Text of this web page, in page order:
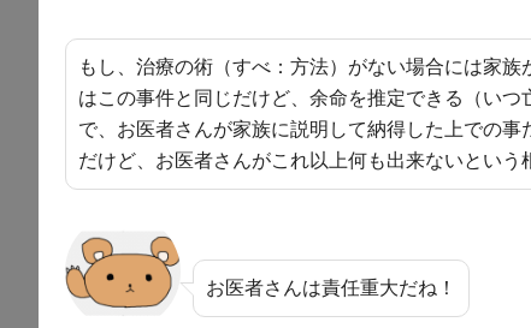
もし、治療の術（すべ：方法）がない場合には家
はこの事件と同じだけど、余命を推定できる（い
で、お医者さんが家族に説明して納得した上での
だけど、お医者さんがこれ以上何も出来ないという
お医者さんは責任重大だね！